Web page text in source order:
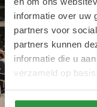
informatie over uw
partners voor
partners kunnen
informatie die u
verzameld op